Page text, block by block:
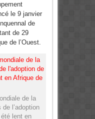
le 9 janvier
de
de 29
de l’Ouest.
de la
l’adoption
lent en